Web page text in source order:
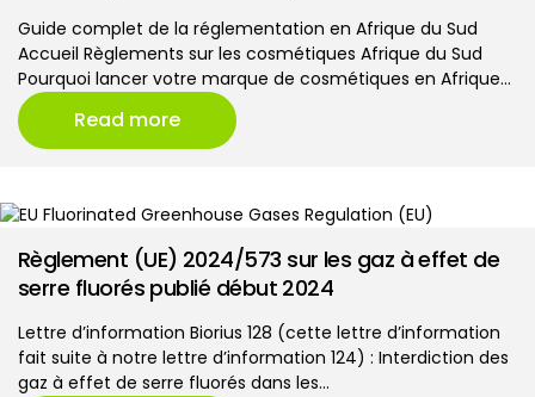
Guide complet de la réglementation en Afrique du Sud
Accueil Règlements sur les cosmétiques Afrique du Sud
Pourquoi lancer votre marque de cosmétiques en Afrique…
Read more
Règlement (UE) 2024/573 sur les gaz à effet de
serre fluorés publié début 2024
Lettre d’information Biorius 128 (cette lettre d’information
fait suite à notre lettre d’information 124) : Interdiction des
gaz à effet de serre fluorés dans les…